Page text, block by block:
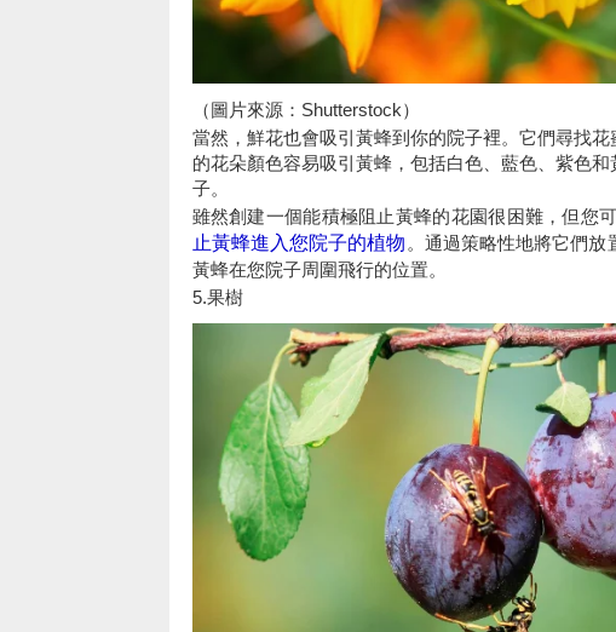
（圖片來源：Shutterstock）
當然，鮮花也會吸引黃蜂到你的院子裡。它們尋找
的花朵顏色容易吸引黃蜂，包括白色、藍色、紫色
子。
雖然創建一個能積極阻止黃蜂的花園很困難，但您
止黃蜂進入您院子的植物 。通過策略性地將它們放
黃蜂在您院子周圍飛行的位置。
5.果樹